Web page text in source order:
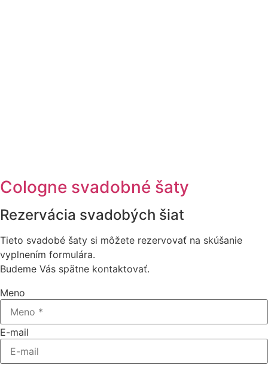
Cologne svadobné šaty
Rezervácia svadobých šiat
Tieto svadobé šaty si môžete rezervovať na skúšanie
vyplnením formulára.
Budeme Vás spätne kontaktovať.
Meno
E-mail